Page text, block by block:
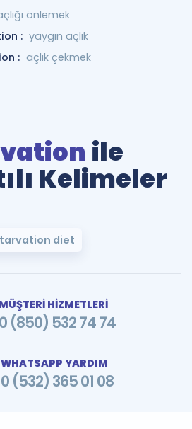
önlemek
: yaygın açlık
: açlık çekmek
ile
Kelimeler
diet
MÜŞTERİ HİZMETLERİ
0 (850) 532 74 74
WHATSAPP YARDIM
0 (532) 365 01 08